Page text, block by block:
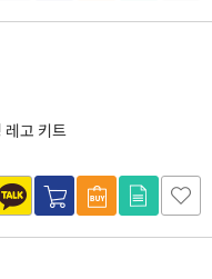
레고 키트